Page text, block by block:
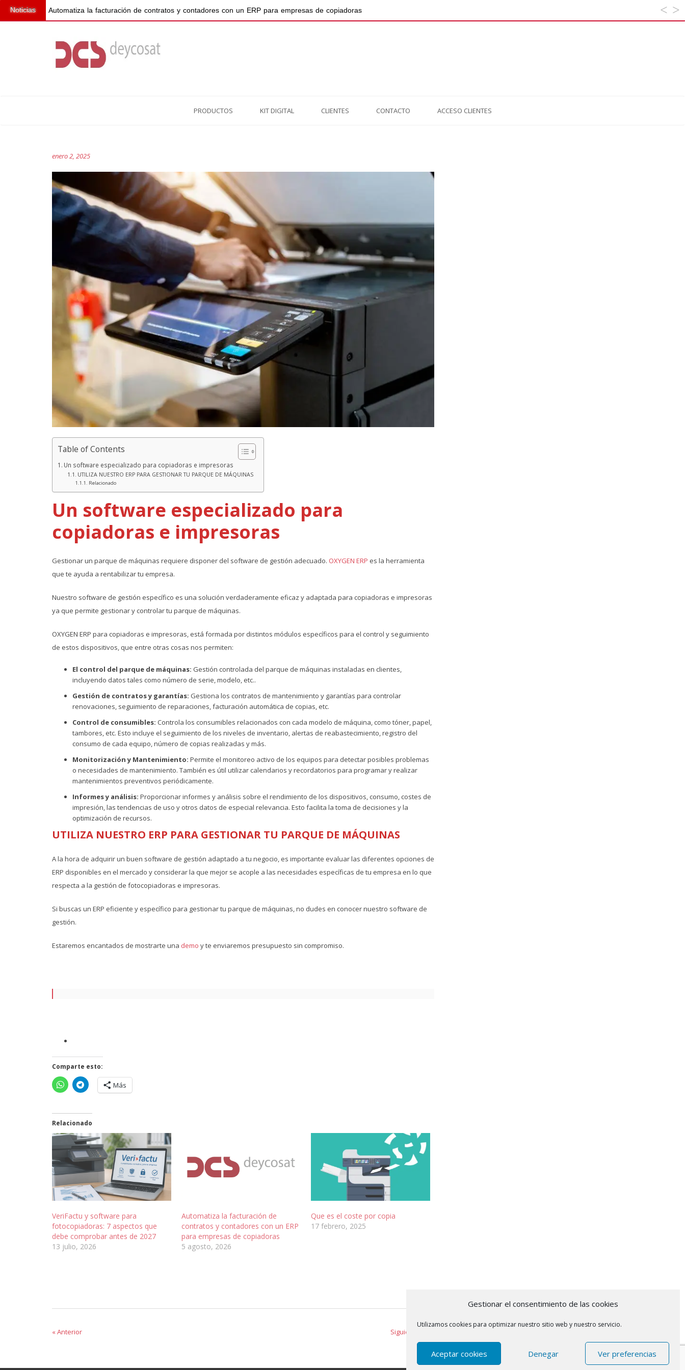
Gestionar el consentimiento de las cookies
Utilizamos cookies para optimizar nuestro sitio web y nuestro servicio.
Aceptar cookies Denegar Ver preferencias
Noticias Automatiza la facturación de contratos y contadores con un ERP para empresas de copiadoras
PRODUCTOS KIT DIGITAL CLIENTES CONTACTO ACCESO CLIENTES
enero 2, 2025
Table of Contents
Un software especializado para copiadoras e impresoras
UTILIZA NUESTRO ERP PARA GESTIONAR TU PARQUE DE MÁQUINAS
Relacionado
Un software especializado para
copiadoras e impresoras
Gestionar un parque de máquinas requiere disponer del software de gestión adecuado. OXYGEN ERP es la herramienta
que te ayuda a rentabilizar tu empresa.
Nuestro software de gestión específico es una solución verdaderamente eficaz y adaptada para copiadoras e impresoras
ya que permite gestionar y controlar tu parque de máquinas.
OXYGEN ERP para copiadoras e impresoras, está formada por distintos módulos específicos para el control y seguimiento
de estos dispositivos, que entre otras cosas nos permiten:
El control del parque de máquinas: Gestión controlada del parque de máquinas instaladas en clientes,
incluyendo datos tales como número de serie, modelo, etc..
Gestión de contratos y garantías: Gestiona los contratos de mantenimiento y garantías para controlar
renovaciones, seguimiento de reparaciones, facturación automática de copias, etc.
Control de consumibles: Controla los consumibles relacionados con cada modelo de máquina, como tóner, papel,
tambores, etc. Esto incluye el seguimiento de los niveles de inventario, alertas de reabastecimiento, registro del
consumo de cada equipo, número de copias realizadas y más.
Monitorización y Mantenimiento: Permite el monitoreo activo de los equipos para detectar posibles problemas
o necesidades de mantenimiento. También es útil utilizar calendarios y recordatorios para programar y realizar
mantenimientos preventivos periódicamente.
Informes y análisis: Proporcionar informes y análisis sobre el rendimiento de los dispositivos, consumo, costes de
impresión, las tendencias de uso y otros datos de especial relevancia. Esto facilita la toma de decisiones y la
optimización de recursos.
UTILIZA NUESTRO ERP PARA GESTIONAR TU PARQUE DE MÁQUINAS
A la hora de adquirir un buen software de gestión adaptado a tu negocio, es importante evaluar las diferentes opciones de
ERP disponibles en el mercado y considerar la que mejor se acople a las necesidades específicas de tu empresa en lo que
respecta a la gestión de fotocopiadoras e impresoras.
Si buscas un ERP eficiente y específico para gestionar tu parque de máquinas, no dudes en conocer nuestro software de
gestión.
Estaremos encantados de mostrarte una demo y te enviaremos presupuesto sin compromiso.
Comparte esto:
Más
Relacionado
VeriFactu y software para
fotocopiadoras: 7 aspectos que
debe comprobar antes de 2027
13 julio, 2026
Automatiza la facturación de
contratos y contadores con un ERP
para empresas de copiadoras
5 agosto, 2026
Que es el coste por copia
17 febrero, 2025
Navegación
de
entradas
« Anterior Siguiente »